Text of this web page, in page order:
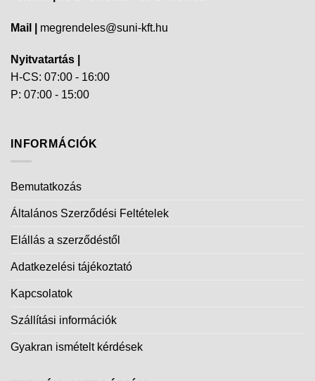
Mail | megrendeles@suni-kft.hu
Nyitvatartás |
H-CS: 07:00 - 16:00
P: 07:00 - 15:00
INFORMÁCIÓK
Bemutatkozás
Általános Szerződési Feltételek
Elállás a szerződéstől
Adatkezelési tájékoztató
Kapcsolatok
Szállítási információk
Gyakran ismételt kérdések